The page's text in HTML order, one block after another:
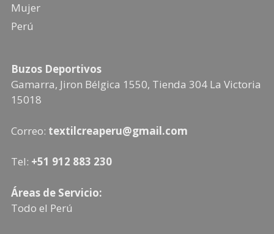
Mujer
Perú
Buzos Deportivos
Gamarra, Jiron Bélgica 1550, Tienda 304 La Victoria
15018
Correo: textilcreaperu@gmail.com
Tel: +51 912 883 230
Áreas de Servicio:
Todo el Perú